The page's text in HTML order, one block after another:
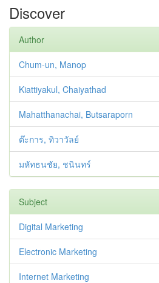
Discover
Author
Chum-un, Manop
Kiattiyakul, Chaiyathad
Mahatthanachai, Butsaraporn
ต๊ะการ, ทิวาวัลย์
มหัทธนชัย, ชนินทร์
Subject
Digital Marketing
Electronic Marketing
Internet Marketing